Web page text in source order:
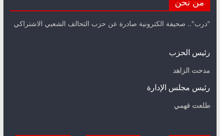
"درب".. صحيفة الكترونية صادرة عن حزب التحالف الشعبي الاشتراكي
رئيس الحزب
مدحت الزاهد
رئيس مجلس الإدارة
طلعت فهمي